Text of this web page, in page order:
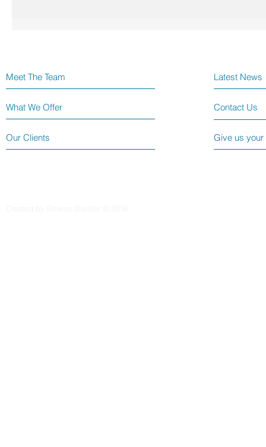
Meet The Team
What We Offer
Our Clients
Latest News
Contact Us
Give us